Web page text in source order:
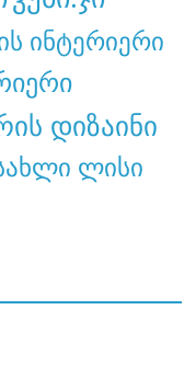
ინტერიერი
დიზაინი
ლისი